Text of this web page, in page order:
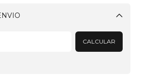
Alterar CEP
CALCULAR